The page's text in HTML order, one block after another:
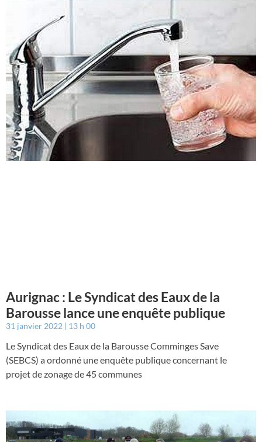
Aurignac : Le Syndicat des Eaux de la
Barousse lance une enquête publique
31 janvier 2022 13 h 00
Le Syndicat des Eaux de la Barousse Comminges Save
(SEBCS) a ordonné une enquête publique concernant le
projet de zonage de 45 communes